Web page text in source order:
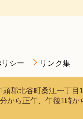
シー リンク集
郡北谷町桑江一丁
から正午、午後1時か